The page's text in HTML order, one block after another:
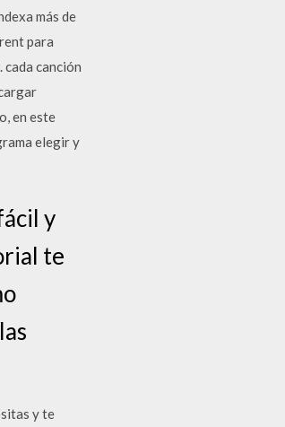
más de
para
canción
en este
elegir y
y
te
y te